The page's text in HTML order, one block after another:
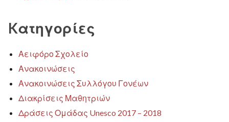
Kατηγορίες
Αειφόρο Σχολείο
Ανακοινώσεις
Ανακοινώσεις Συλλόγου Γονέων
Διακρίσεις Μαθητριών
Δράσεις Ομάδας Unesco 2017 – 2018